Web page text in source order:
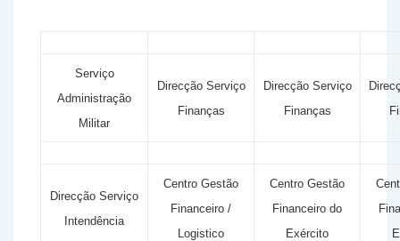
Serviço
Administração
Militar
Direcção Serviço
Finanças
Direcção Serviço
Finanças
Direcção Serviço
Intendência
Centro Gestão
Financeiro /
Logistico
Centro Gestão
Financeiro do
Exército